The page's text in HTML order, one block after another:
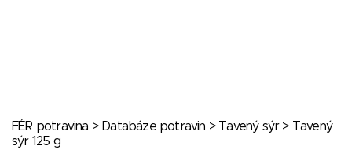
FÉR potravina > Databáze potravin > Tavený sýr> Tavený
sýr 125 g